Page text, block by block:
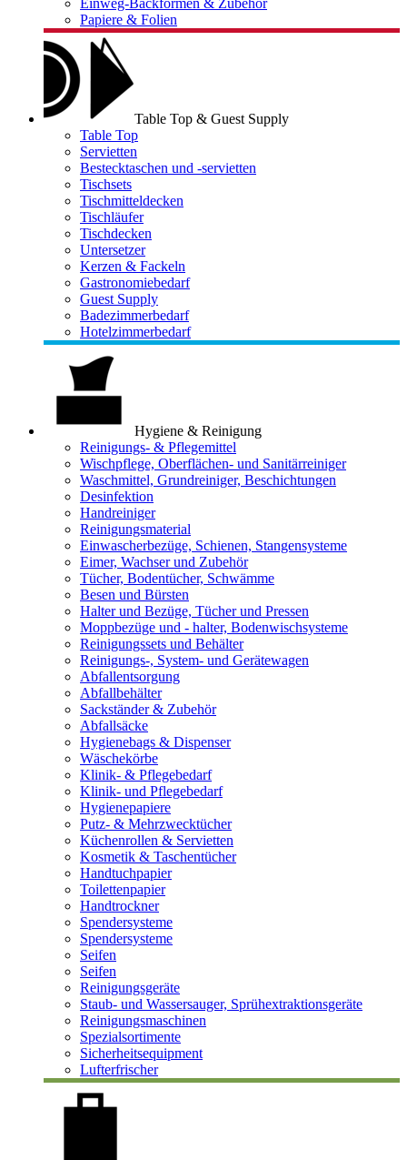
Einweg-Backformen & Zubehör
Papiere & Folien
Table Top & Guest Supply
Table Top
Servietten
Bestecktaschen und -servietten
Tischsets
Tischmitteldecken
Tischläufer
Tischdecken
Untersetzer
Kerzen & Fackeln
Gastronomiebedarf
Guest Supply
Badezimmerbedarf
Hotelzimmerbedarf
Hygiene & Reinigung
Reinigungs- & Pflegemittel
Wischpflege, Oberflächen- und Sanitärreiniger
Waschmittel, Grundreiniger, Beschichtungen
Desinfektion
Handreiniger
Reinigungsmaterial
Einwascherbezüge, Schienen, Stangensysteme
Eimer, Wachser und Zubehör
Tücher, Bodentücher, Schwämme
Besen und Bürsten
Halter und Bezüge, Tücher und Pressen
Moppbezüge und - halter, Bodenwischsysteme
Reinigungssets und Behälter
Reinigungs-, System- und Gerätewagen
Abfallentsorgung
Abfallbehälter
Sackständer & Zubehör
Abfallsäcke
Hygienebags & Dispenser
Wäschekörbe
Klinik- & Pflegebedarf
Klinik- und Pflegebedarf
Hygienepapiere
Putz- & Mehrzwecktücher
Küchenrollen & Servietten
Kosmetik & Taschentücher
Handtuchpapier
Toilettenpapier
Handtrockner
Spendersysteme
Spendersysteme
Seifen
Seifen
Reinigungsgeräte
Staub- und Wassersauger, Sprühextraktionsgeräte
Reinigungsmaschinen
Spezialsortimente
Sicherheitsequipment
Lufterfrischer